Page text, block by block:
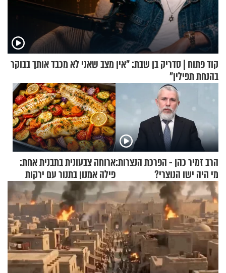
קוד פתוח | סדריק בן שבת: "אין מצב שאני לא מכבד אותך בבוקר
בהנחת תפילין"
הרב זמיר כהן - הפרכת הנצרות:
מי היה ישו הנוצרי?
ארוחה צבעונית בתבנית אחת:
פילה אמנון בתנור עם ירקות